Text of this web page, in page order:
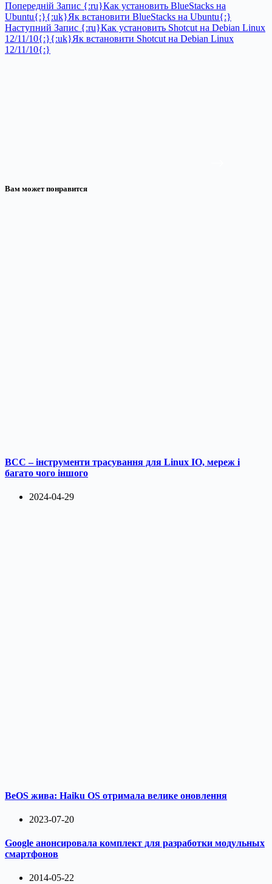
Попередній Запис {:ru}Как установить BlueStacks на
Ubuntu{:}{:uk}Як встановити BlueStacks на Ubuntu{:}
Наступний Запис {:ru}Как установить Shotcut на Debian Linux
12/11/10{:}{:uk}Як встановити Shotcut на Debian Linux
12/11/10{:}
Вам может понравится
BCC – інструменти трасування для Linux IO, мереж і
багато чого іншого
2024-04-29
BeOS жива: Haiku OS отримала велике оновлення
2023-07-20
Google анонсировала комплект для разработки модульных
смартфонов
2014-05-22